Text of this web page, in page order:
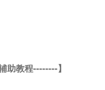
助教程--------】